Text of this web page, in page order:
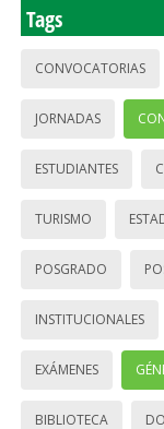
Tags
CONVOCATORIAS
JORNADAS
ESTUDIANTES
TURISMO
POSGRADO
INSTITUCIONALES
EXÁMENES
BIBLIOTECA